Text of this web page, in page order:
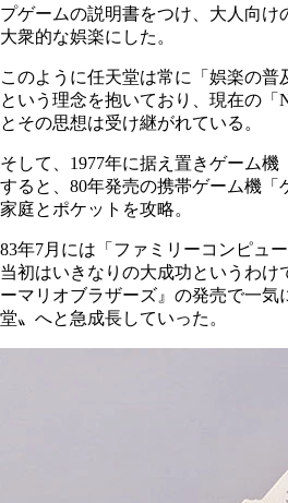
プゲームの説明書をつけ、大人向け
大衆的な娯楽にした。
このように任天堂は常に「娯楽の普
という理念を抱いており、現在の「
とその思想は受け継がれている。
そして、1977年に据え置きゲーム機
すると、80年発売の携帯ゲーム機「
家庭とポケットを攻略。
83年7月には「ファミリーコンピュ
当初はいきなりの大成功というわけ
ーマリオブラザーズ』の発売で一気
堂〟へと急成長していった。